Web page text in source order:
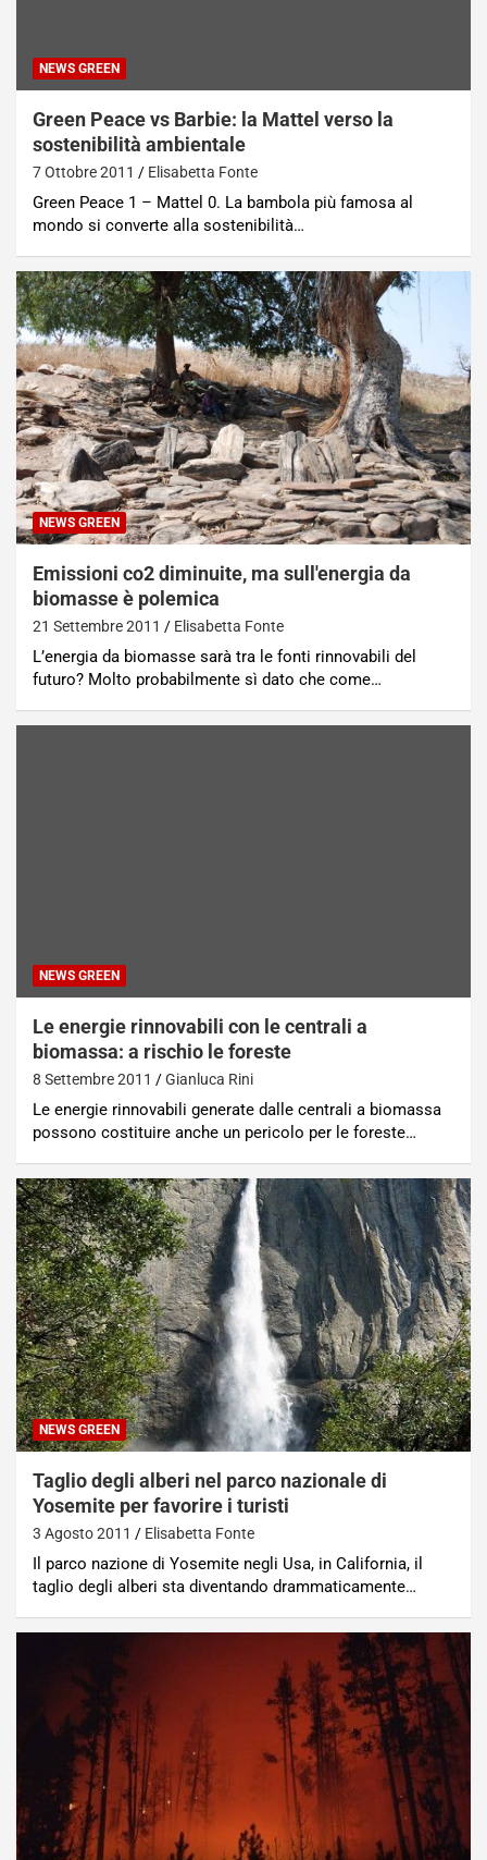
NEWS GREEN
Green Peace vs Barbie: la Mattel verso la
sostenibilità ambientale
7 Ottobre 2011 Elisabetta Fonte
Green Peace 1 – Mattel 0. La bambola più famosa al
mondo si converte alla sostenibilità…
NEWS GREEN
Emissioni co2 diminuite, ma sull'energia da
biomasse è polemica
21 Settembre 2011 Elisabetta Fonte
L’energia da biomasse sarà tra le fonti rinnovabili del
futuro? Molto probabilmente sì dato che come…
NEWS GREEN
Le energie rinnovabili con le centrali a
biomassa: a rischio le foreste
8 Settembre 2011 Gianluca Rini
Le energie rinnovabili generate dalle centrali a biomassa
possono costituire anche un pericolo per le foreste…
NEWS GREEN
Taglio degli alberi nel parco nazionale di
Yosemite per favorire i turisti
3 Agosto 2011 Elisabetta Fonte
Il parco nazione di Yosemite negli Usa, in California, il
taglio degli alberi sta diventando drammaticamente…